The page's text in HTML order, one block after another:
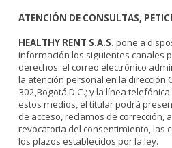
ATENCIÓN DE CONSULTAS,
HEALTHY RENT S.A.S. pone a
información los siguientes canales
derechos: el correo electrónico
la atención personal en la dirección
302,Bogotá D.C.; y la línea
estos medios, el titular podrá
de acceso, reclamos de corrección,
revocatoria del consentimiento, las
los plazos establecidos por la ley.